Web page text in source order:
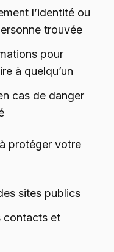
l’identité ou
trouvée
pour
à quelqu’un
cas de danger
protéger votre
sites publics
contacts et